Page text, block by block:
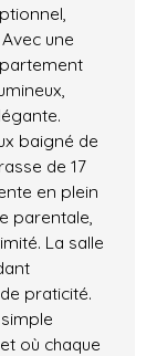
une
baigné de
de 17
en plein
parentale,
La salle
praticité.
où chaque